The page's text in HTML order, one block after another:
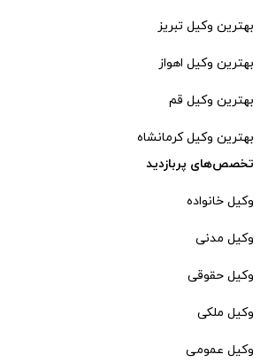
بهترین وکیل تبریز
بهترین وکیل اهواز
بهترین وکیل قم
بهترین وکیل کرمانشاه
تخصص‌های پربازدید
وکیل خانواده
وکیل مدنی
وکیل حقوقی
وکیل ملکی
وکیل عمومی